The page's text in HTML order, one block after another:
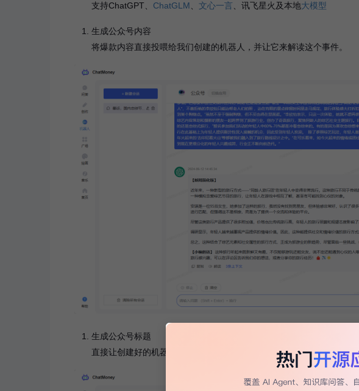
支持ChatGPT、 ChatGLM 文心一言 、讯飞星火及本地大模型
生成公众号内容
将爆款内容直接投喂给我们创建的机器人，并让它来解读这个事件。
生成公众号标题
直接让创建好的机器人给这个热点事件起个标题，选择自己喜欢的。